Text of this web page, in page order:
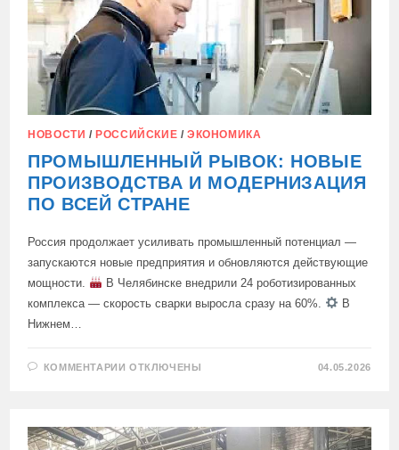
НОВОСТИ / РОССИЙСКИЕ /ЭКОНОМИКА
ПРОМЫШЛЕННЫЙ РЫВОК: НОВЫЕ
ПРОИЗВОДСТВА И МОДЕРНИЗАЦИЯ
ПО ВСЕЙ СТРАНЕ
Россия продолжает усиливать промышленный потенциал —
запускаются новые предприятия и обновляются действующие
мощности.
В Челябинске внедрили 24 роботизированных
комплекса — скорость сварки выросла сразу на 60%.
В
Нижнем…
КОММЕНТАРИИ К
ПРОИЗВОДСТВА
И
ОТКЛЮЧЕНЫ 04.05.2026